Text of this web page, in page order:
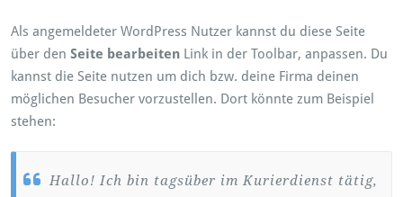
Als angemeldeter WordPress Nutzer kannst du diese Seite
über den Seite bearbeiten Link in der Toolbar, anpassen. Du
kannst die Seite nutzen um dich bzw. deine Firma deinen
möglichen Besucher vorzustellen. Dort könnte zum Beispiel
stehen:
Hallo! Ich bin tagsüber im Kurierdienst tätig,